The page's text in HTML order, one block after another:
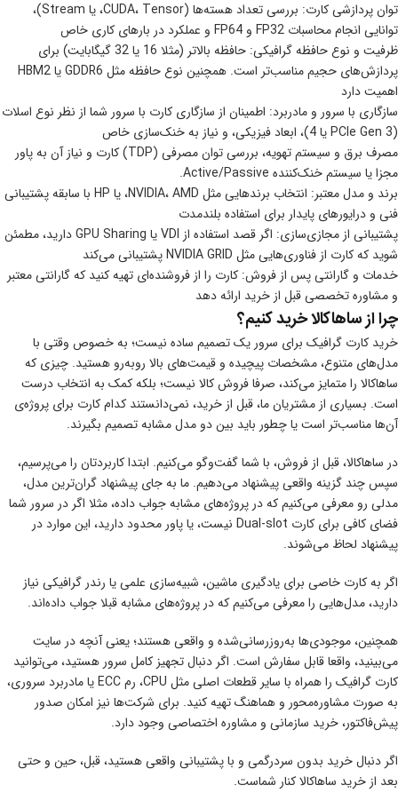
توان پردازشی کارت: بررسی تعداد هسته‌ها (CUDA، Tensor، یا Stream)،
توانایی انجام محاسبات FP32 و FP64 و عملکرد در بارهای کاری خاص
ظرفیت و نوع حافظه گرافیکی: حافظه بالاتر (مثلا 16 یا 32 گیگابایت) برای
پردازش‌های حجیم مناسب‌تر است. همچنین نوع حافظه مثل GDDR6 یا HBM2
اهمیت دارد
سازگاری با سرور و مادربرد: اطمینان از سازگاری کارت با سرور شما از نظر نوع اسلات
(PCIe Gen 3 یا 4)، ابعاد فیزیکی، و نیاز به خنک‌سازی خاص
مصرف برق و سیستم تهویه، بررسی توان مصرفی (TDP) کارت و نیاز آن به پاور
مجزا یا سیستم خنک‌کننده Active/Passive.
برند و مدل معتبر: انتخاب برندهایی مثل NVIDIA، AMD، یا HP با سابقه پشتیبانی
فنی و درایورهای پایدار برای استفاده بلندمدت
پشتیبانی از مجازی‌سازی: اگر قصد استفاده از VDI یا GPU Sharing دارید، مطمئن
شوید که کارت از فناوری‌هایی مثل NVIDIA GRID پشتیبانی می‌کند
خدمات و گارانتی پس از فروش: کارت را از فروشنده‌ای تهیه کنید که گارانتی معتبر
و مشاوره تخصصی قبل از خرید ارائه دهد
چرا از ساهاکالا خرید کنیم؟
خرید کارت گرافیک برای سرور یک تصمیم ساده نیست؛ به‌ خصوص وقتی با
مدل‌های متنوع، مشخصات پیچیده و قیمت‌های بالا روبه‌رو هستید. چیزی که
ساهاکالا را متمایز می‌کند، صرفا فروش کالا نیست؛ بلکه کمک به انتخاب درست
است. بسیاری از مشتریان ما، قبل از خرید، نمی‌دانستند کدام کارت برای پروژه‌ی
آن‌ها مناسب‌تر است یا چطور باید بین دو مدل مشابه تصمیم بگیرند.
در ساهاکالا، قبل از فروش، با شما گفت‌و‌گو می‌کنیم. ابتدا کاربردتان را می‌پرسیم،
سپس چند گزینه واقعی پیشنهاد می‌دهیم. ما به ‌جای پیشنهاد گران‌ترین مدل،
مدلی رو معرفی می‌کنیم که در پروژه‌های مشابه جواب داده، مثلا اگر در سرور شما
فضای کافی برای کارت Dual-slot نیست، یا پاور محدود دارید، این موارد در
پیشنهاد لحاظ می‌شوند.
اگر به کارت خاصی برای یادگیری ماشین، شبیه‌سازی علمی یا رندر گرافیکی نیاز
دارید، مدل‌هایی را معرفی می‌کنیم که در پروژه‌های مشابه قبلا جواب داده‌اند.
همچنین، موجودی‌ها به‌روزرسانی‌شده و واقعی هستند؛ یعنی آنچه در سایت
می‌بینید، واقعا قابل سفارش است. اگر دنبال تجهیز کامل سرور هستید، می‌توانید
کارت گرافیک را همراه با سایر قطعات اصلی مثل CPU، رم ECC یا مادربرد سروری،
به‌ صورت مشاوره‌محور و هماهنگ تهیه کنید. برای شرکت‌ها نیز امکان صدور
پیش‌فاکتور، خرید سازمانی و مشاوره اختصاصی وجود دارد.
اگر دنبال خرید بدون سردرگمی و با پشتیبانی واقعی هستید، قبل، حین و حتی
بعد از خرید ساهاکالا کنار شماست.